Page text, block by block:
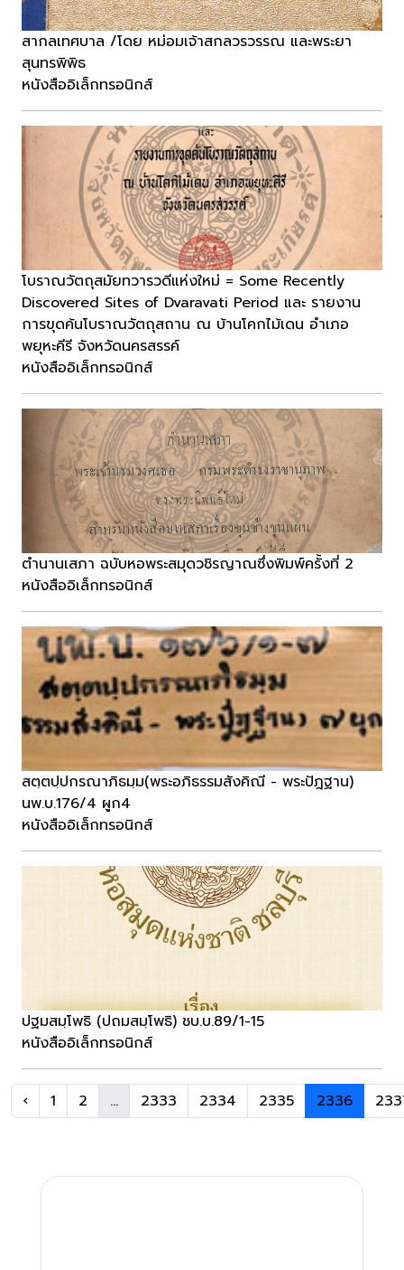
สากลเทศบาล /โดย หม่อมเจ้าสกลวรวรรณ และพระยา
สุนทรพิพิธ
หนังสืออิเล็กทรอนิกส์
โบราณวัตถุสมัยทวารวดีแห่งใหม่ = Some Recently
Discovered Sites of Dvaravati Period และ รายงาน
การขุดค้นโบราณวัตถุสถาน ณ บ้านโคกไม้เดน อำเภอ
พยุหะคีรี จังหวัดนครสรรค์
หนังสืออิเล็กทรอนิกส์
ตำนานเสภา ฉบับหอพระสมุดวชิรญาณซึ่งพิมพ์ครั้งที่ 2
หนังสืออิเล็กทรอนิกส์
สตฺตปฺปกรณาภิธมฺม(พระอภิธรรมสังคิณี - พระปัฎฐาน)
นพ.บ.176/4 ผูก4
หนังสืออิเล็กทรอนิกส์
ปฐมสมฺโพธิ (ปถมสมฺโพธิ) ชบ.บ.89/1-15
หนังสืออิเล็กทรอนิกส์
‹ 1 2 ... 2333 2334 2335 2336